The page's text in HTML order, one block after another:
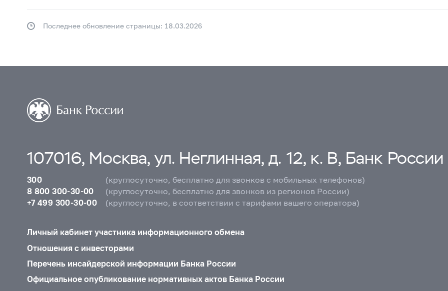
Последнее обновление страницы: 18.03.2026
107016, Москва, ул. Неглинная, д. 12, к. В, Банк России
300
(круглосуточно, бесплатно для звонков с мобильных телефонов)
8 800 300-30-00
(круглосуточно, бесплатно для звонков из регионов России)
+7 499 300-30-00
(круглосуточно, в соответствии с тарифами вашего оператора)
Личный кабинет участника информационного обмена
Отношения с инвесторами
Перечень инсайдерской информации Банка России
Официальное опубликование нормативных актов Банка России